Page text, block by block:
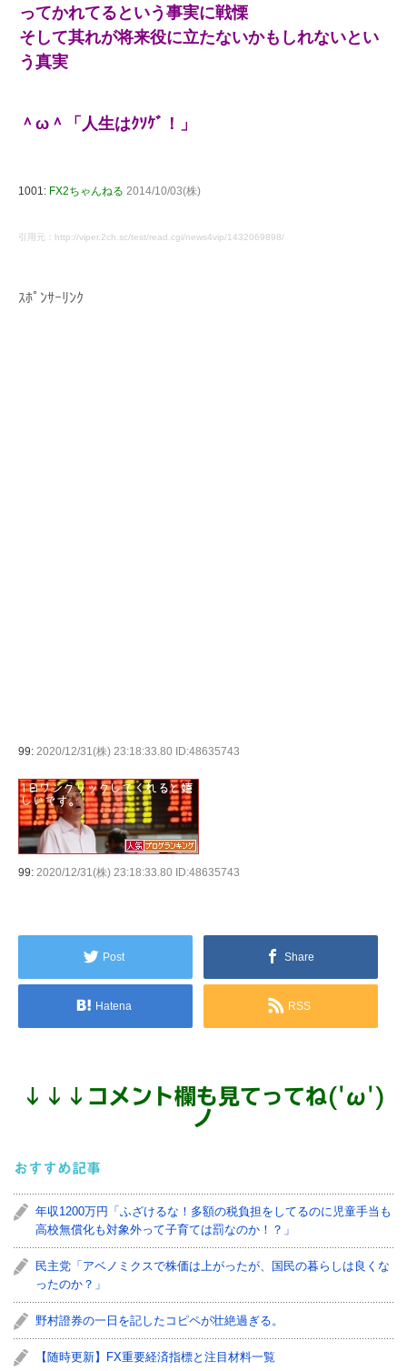
ってかれてるという事実に戦慄
そして其れが将来役に立たないかもしれないとい
う真実
＾ω＾「人生はｸｿｹﾞ！」
1001: FX2ちゃんねる 2014/10/03(株)
引用元：http://viper.2ch.sc/test/read.cgi/news4vip/1432069898/
ｽﾎﾟﾝｻｰﾘﾝｸ
99: 2020/12/31(株) 23:18:33.80 ID:48635743
99: 2020/12/31(株) 23:18:33.80 ID:48635743
Post Share
Hatena RSS
↓ ↓ ↓ コメント欄も見てってね('ω')
ノ
おすすめ記事
年収1200万円「ふざけるな！多額の税負担をしてるのに児童手当も
高校無償化も対象外って子育ては罰なのか！？」
民主党「アベノミクスで株価は上がったが、国民の暮らしは良くな
ったのか？」
野村證券の一日を記したコピペが壮絶過ぎる。
【随時更新】FX重要経済指標と注目材料一覧